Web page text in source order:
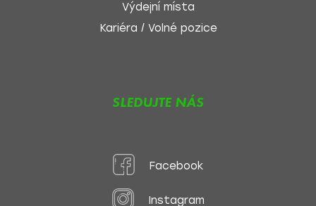
Výdejní místa
Kariéra / Volné pozice
SLEDUJTE NÁS
Facebook
Instagram